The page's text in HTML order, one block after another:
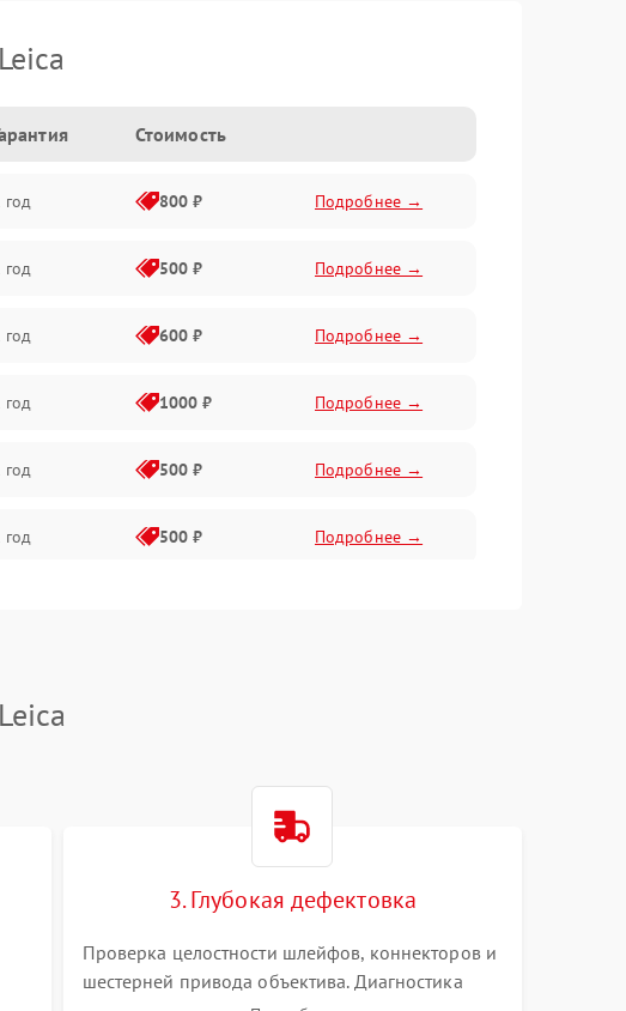
Стоимость
год 800 ₽ Подробнее →
год 500 ₽ Подробнее →
год 600 ₽ Подробнее →
год 1000 ₽ Подробнее →
год 500 ₽ Подробнее →
год 500 ₽ Подробнее →
3. Глубокая дефектовка
Проверка целостности шлейфов, коннекторов и
шестерней привода объектива. Диагностика